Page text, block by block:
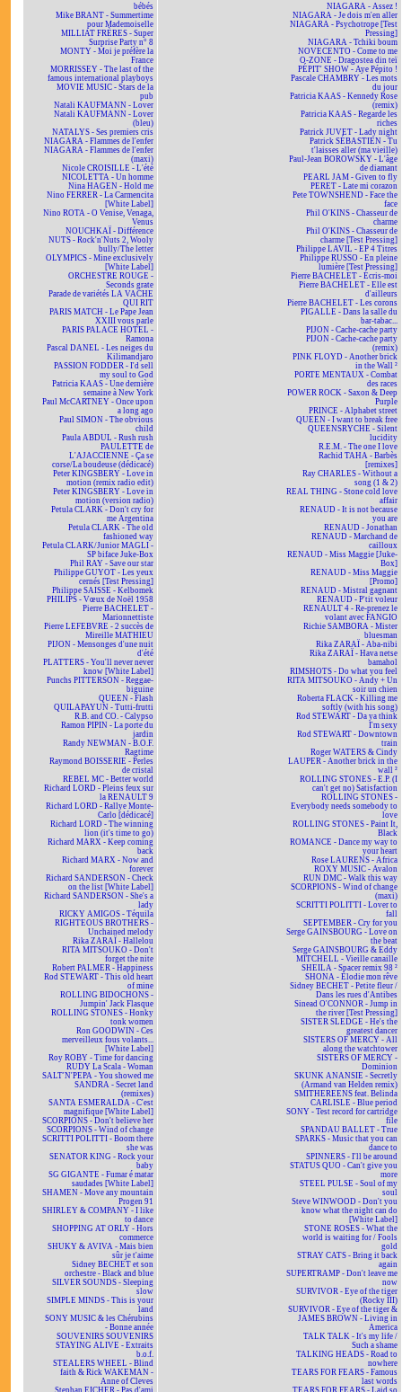
bébés
Mike BRANT - Summertime
pour Mademoiselle
MILLIAT FRÈRES - Super
Surprise Party n° 8
MONTY - Moi je préfère la
France
MORRISSEY - The last of the
famous international playboys
MOVIE MUSIC - Stars de la
pub
Natali KAUFMANN - Lover
Natali KAUFMANN - Lover
(bleu)
NATALYS - Ses premiers cris
NIAGARA - Flammes de l'enfer
NIAGARA - Flammes de l'enfer
(maxi)
Nicole CROISILLE - L'été
NICOLETTA - Un homme
Nina HAGEN - Hold me
Nino FERRER - La Carmencita
[White Label]
Nino ROTA - O Venise, Venaga,
Venus
NOUCHKAÏ - Différence
NUTS - Rock'n'Nuts 2, Wooly
bully/The letter
OLYMPICS - Mine exclusively
[White Label]
ORCHESTRE ROUGE -
Seconds grate
Parade de variétés LA VACHE
QUI RIT
PARIS MATCH - Le Pape Jean
XXIII vous parle
PARIS PALACE HOTEL -
Ramona
Pascal DANEL - Les neiges du
Kilimandjaro
PASSION FODDER - I'd sell
my soul to God
Patricia KAAS - Une dernière
semaine à New York
Paul McCARTNEY - Once upon
a long ago
Paul SIMON - The obvious
child
Paula ABDUL - Rush rush
PAULETTE de
L'AJACCIENNE - Ça se
corse/La boudeuse (dédicacé)
Peter KINGSBERY - Love in
motion (remix radio edit)
Peter KINGSBERY - Love in
motion (version radio)
Petula CLARK - Don't cry for
me Argentina
Petula CLARK - The old
fashioned way
Petula CLARK/Junior MAGLI -
SP biface Juke-Box
Phil RAY - Save our star
Philippe GUYOT - Les yeux
cernés [Test Pressing]
Philippe SAISSE - Kelbomek
PHILIPS - Vœux de Noël 1958
Pierre BACHELET -
Marionnettiste
Pierre LEFEBVRE - 2 succès de
Mireille MATHIEU
PIJON - Mensonges d'une nuit
d'été
PLATTERS - You'll never never
know [White Label]
Punchs PITTERSON - Reggae-
biguine
QUEEN - Flash
QUILAPAYUN - Tutti-frutti
R.B. and CO. - Calypso
Ramon PIPIN - La porte du
jardin
Randy NEWMAN - B.O.F.
Ragtime
Raymond BOISSERIE - Perles
de cristal
REBEL MC - Better world
Richard LORD - Pleins feux sur
la RENAULT 9
Richard LORD - Rallye Monte-
Carlo [dédicacé]
Richard LORD - The winning
lion (it's time to go)
Richard MARX - Keep coming
back
Richard MARX - Now and
forever
Richard SANDERSON - Check
on the list [White Label]
Richard SANDERSON - She's a
lady
RICKY AMIGOS - Téquila
RIGHTEOUS BROTHERS -
Unchained melody
Rika ZARAÏ - Hallelou
RITA MITSOUKO - Don't
forget the nite
Robert PALMER - Happiness
Rod STEWART - This old heart
of mine
ROLLING BIDOCHONS -
Jumpin' Jack Flasque
ROLLING STONES - Honky
tonk women
Ron GOODWIN - Ces
merveilleux fous volants...
[White Label]
Roy ROBY - Time for dancing
RUDY La Scala - Woman
SALT'N'PEPA - You showed me
SANDRA - Secret land
(remixes)
SANTA ESMERALDA - C'est
magnifique [White Label]
SCORPIONS - Don't believe her
SCORPIONS - Wind of change
SCRITTI POLITTI - Boom there
she was
SENATOR KING - Rock your
baby
SG GIGANTE - Fumar é matar
saudades [White Label]
SHAMEN - Move any mountain
Progen 91
SHIRLEY & COMPANY - I like
to dance
SHOPPING AT ORLY - Hors
commerce
SHUKY & AVIVA - Mais bien
sûr je t'aime
Sidney BECHET et son
orchestre - Black and blue
SILVER SOUNDS - Sleeping
slow
SIMPLE MINDS - This is your
land
SONY MUSIC & les Chérubins
- Bonne année
SOUVENIRS SOUVENIRS
STAYING ALIVE - Extraits
b.o.f.
STEALERS WHEEL - Blind
faith & Rick WAKEMAN -
Anne of Cleves
Stephan EICHER - Pas d'ami
NIAGARA - Assez !
NIAGARA - Je dois m'en aller
NIAGARA - Psychotrope [Test
Pressing]
NIAGARA - Tchiki boum
NOVECENTO - Come to me
O-ZONE - Dragostea din teï
PÉPIT' SHOW - Aye Pépito !
Pascale CHAMBRY - Les mots
du jour
Patricia KAAS - Kennedy Rose
(remix)
Patricia KAAS - Regarde les
riches
Patrick JUVET - Lady night
Patrick SÉBASTIEN - Tu
t'laisses aller (ma vieille)
Paul-Jean BOROWSKY - L'âge
de diamant
PEARL JAM - Given to fly
PERET - Late mi corazon
Pete TOWNSHEND - Face the
face
Phil O'KINS - Chasseur de
charme
Phil O'KINS - Chasseur de
charme [Test Pressing]
Philippe LAVIL - EP 4 Titres
Philippe RUSSO - En pleine
lumière [Test Pressing]
Pierre BACHELET - Écris-moi
Pierre BACHELET - Elle est
d'ailleurs
Pierre BACHELET - Les corons
PIGALLE - Dans la salle du
bar-tabac...
PIJON - Cache-cache party
PIJON - Cache-cache party
(remix)
PINK FLOYD - Another brick
in the Wall ²
PORTE MENTAUX - Combat
des races
POWER ROCK - Saxon & Deep
Purple
PRINCE - Alphabet street
QUEEN - I want to break free
QUEENSRYCHE - Silent
lucidity
R.E.M. - The one I love
Rachid TAHA - Barbès
[remixes]
Ray CHARLES - Without a
song (1 & 2)
REAL THING - Stone cold love
affair
RENAUD - It is not because
you are
RENAUD - Jonathan
RENAUD - Marchand de
cailloux
RENAUD - Miss Maggie [Juke-
Box]
RENAUD - Miss Maggie
[Promo]
RENAUD - Mistral gagnant
RENAUD - P'tit voleur
RENAULT 4 - Re-prenez le
volant avec FANGIO
Richie SAMBORA - Mister
bluesman
Rika ZARAÏ - Aba-nibi
Rika ZARAÏ - Hava netse
bamahol
RIMSHOTS - Do what you feel
RITA MITSOUKO - Andy + Un
soir un chien
Roberta FLACK - Killing me
softly (with his song)
Rod STEWART - Da ya think
I'm sexy
Rod STEWART - Downtown
train
Roger WATERS & Cindy
LAUPER - Another brick in the
wall ²
ROLLING STONES - E.P. (I
can't get no) Satisfaction
ROLLING STONES -
Everybody needs somebody to
love
ROLLING STONES - Paint It,
Black
ROMANCE - Dance my way to
your heart
Rose LAURENS - Africa
ROXY MUSIC - Avalon
RUN DMC - Walk this way
SCORPIONS - Wind of change
(maxi)
SCRITTI POLITTI - Lover to
fall
SEPTEMBER - Cry for you
Serge GAINSBOURG - Love on
the beat
Serge GAINSBOURG & Eddy
MITCHELL - Vieille canaille
SHEILA - Spacer remix 98 ²
SHONA - Elodie mon rêve
Sidney BECHET - Petite fleur /
Dans les rues d'Antibes
Sinead O'CONNOR - Jump in
the river [Test Pressing]
SISTER SLEDGE - He's the
greatest dancer
SISTERS OF MERCY - All
along the watchtower
SISTERS OF MERCY -
Dominion
SKUNK ANANSIE - Secretly
(Armand van Helden remix)
SMITHEREENS feat. Belinda
CARLISLE - Blue period
SONY - Test record for cartridge
file
SPANDAU BALLET - True
SPARKS - Music that you can
dance to
SPINNERS - I'll be around
STATUS QUO - Can't give you
more
STEEL PULSE - Soul of my
soul
Steve WINWOOD - Don't you
know what the night can do
[White Label]
STONE ROSES - What the
world is waiting for / Fools
gold
STRAY CATS - Bring it back
again
SUPERTRAMP - Don't leave me
now
SURVIVOR - Eye of the tiger
(Rocky III)
SURVIVOR - Eye of the tiger &
JAMES BROWN - Living in
America
TALK TALK - It's my life /
Such a shame
TALKING HEADS - Road to
nowhere
TEARS FOR FEARS - Famous
last words
TEARS FOR FEARS - Laid so